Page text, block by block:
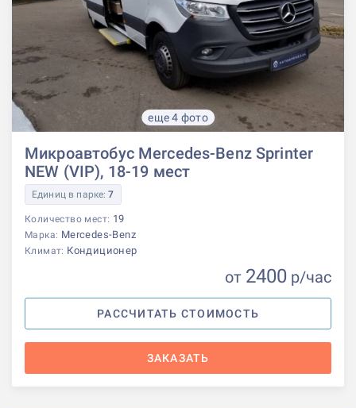
еще 4 фото
Микроавтобус Mercedes-Benz Sprinter
NEW (VIP), 18-19 мест
Единиц в парке:7
Количество мест: 19
Марка: Mercedes-Benz
Климат: Кондиционер
от 2400 р/час
РАССЧИТАТЬ СТОИМОСТЬ
ЗАКАЗАТЬ